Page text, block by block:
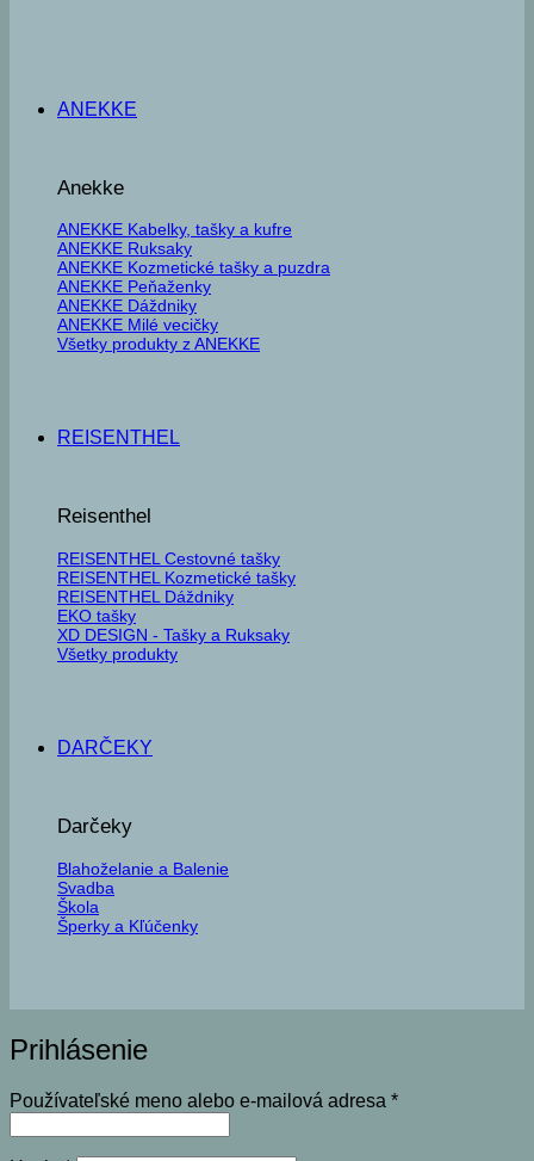
ANEKKE
Anekke
ANEKKE Kabelky, tašky a kufre
ANEKKE Ruksaky
ANEKKE Kozmetické tašky a puzdra
ANEKKE Peňaženky
ANEKKE Dáždniky
ANEKKE Milé vecičky
Všetky produkty z ANEKKE
REISENTHEL
Reisenthel
REISENTHEL Cestovné tašky
REISENTHEL Kozmetické tašky
REISENTHEL Dáždniky
EKO tašky
XD DESIGN - Tašky a Ruksaky
Všetky produkty
DARČEKY
Darčeky
Blahoželanie a Balenie
Svadba
Škola
Šperky a Kľúčenky
Prihlásenie
Používateľské meno alebo e-mailová adresa *Povinné